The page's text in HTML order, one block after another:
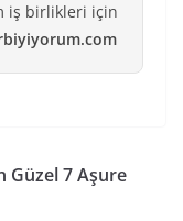
iş birlikleri için
Güzel 7 Aşure